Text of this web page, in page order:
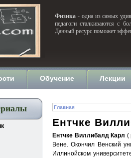
Физика - одна из самых
педагоги сталкиваются с
Данный ресурс поможет
Обучение Лекции
Главная
Ентчке
Ентчке Виллибалд Карл (
Вене. Окончил Венский
Иллинойском